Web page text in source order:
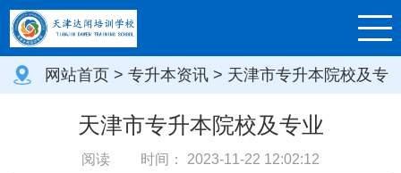
网站首页 > 专升本资讯 > 天津市专升本院校及专
天津市专升本院校及专业
阅读 时间： 2023-11-22 12:02:12